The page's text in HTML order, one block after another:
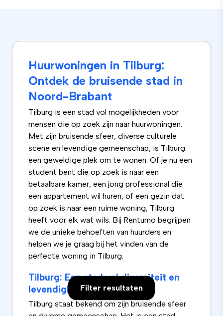
Filter resultaten
Huurwoningen in Tilburg:
Ontdek de bruisende stad in
Noord-Brabant
Tilburg is een stad vol mogelijkheden voor
mensen die op zoek zijn naar huurwoningen.
Met zijn bruisende sfeer, diverse culturele
scene en levendige gemeenschap, is Tilburg
een geweldige plek om te wonen. Of je nu een
student bent die op zoek is naar een
betaalbare kamer, een jong professional die
een appartement wil huren, of een gezin dat
op zoek is naar een ruime woning, Tilburg
heeft voor elk wat wils. Bij Rentumo begrijpen
we de unieke behoeften van huurders en
helpen we je graag bij het vinden van de
perfecte woning in Tilburg.
Tilburg: Een stad vol diversiteit en
levendigheid
Tilburg staat bekend om zijn bruisende sfeer